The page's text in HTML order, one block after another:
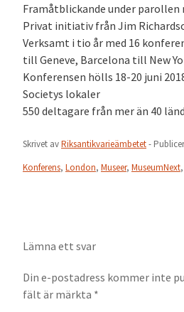
Framåtblickande under parollen
Privat initiativ från Jim
Verksamt i tio år med 16
till Geneve, Barcelona till New
Konferensen hölls 18-20 juni
Societys lokaler
550 deltagare från mer än 40
Skrivet avRiksantikvarieämbetet-
Konferens, London, Museer, MuseumNext,
Lämna ett svar
Din e-postadress kommer inte
fält är märkta *